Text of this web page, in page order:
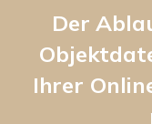
Der
Ihrer